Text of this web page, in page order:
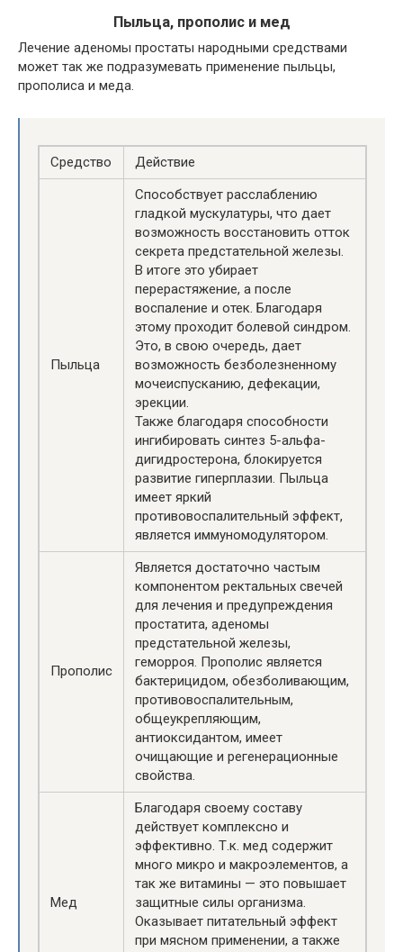
Пыльца, прополис и мед
Лечение аденомы простаты народными средствами
может так же подразумевать применение пыльцы,
прополиса и меда.
Средство Действие
Пыльца
Способствует расслаблению
гладкой мускулатуры, что дает
возможность восстановить отток
секрета предстательной железы.
В итоге это убирает
перерастяжение, а после
воспаление и отек. Благодаря
этому проходит болевой синдром.
Это, в свою очередь, дает
возможность безболезненному
мочеиспусканию, дефекации,
эрекции.
Также благодаря способности
ингибировать синтез 5-альфа-
дигидростерона, блокируется
развитие гиперплазии. Пыльца
имеет яркий
противовоспалительный эффект,
является иммуномодулятором.
Прополис
Является достаточно частым
компонентом ректальных свечей
для лечения и предупреждения
простатита, аденомы
предстательной железы,
геморроя. Прополис является
бактерицидом, обезболивающим,
противовоспалительным,
общеукрепляющим,
антиоксидантом, имеет
очищающие и регенерационные
свойства.
Мед
Благодаря своему составу
действует комплексно и
эффективно. Т.к. мед содержит
много микро и макроэлементов, а
так же витамины — это повышает
защитные силы организма.
Оказывает питательный эффект
при мясном применении, а также